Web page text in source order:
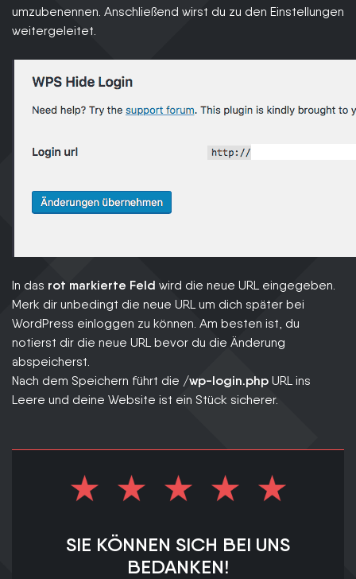
umzubenennen. Anschließend wirst du zu den Einstellungen
weitergeleitet.
In das rot markierte Feld wird die neue URL eingegeben.
Merk dir unbedingt die neue URL um dich später bei
WordPress einloggen zu können. Am besten ist, du
notierst dir die neue URL bevor du die Änderung
abspeicherst.
Nach dem Speichern führt die /wp-login.php URL ins
Leere und deine Website ist ein Stück sicherer.
SIE KÖNNEN SICH BEI UNS
BEDANKEN!